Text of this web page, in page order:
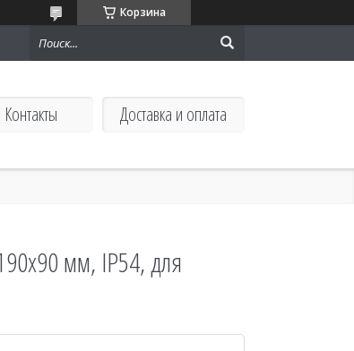
Корзина
Контакты Доставка и оплата
мм, IP54, для